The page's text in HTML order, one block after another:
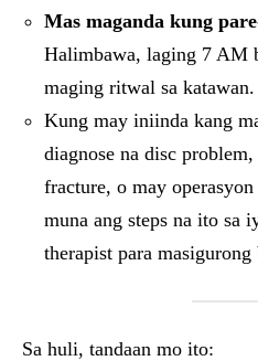
Mas maganda kung
Halimbawa, laging 7 AM
maging ritwal sa katawan.
Kung may iniinda kang
diagnose na disc
fracture, o may
muna ang steps na ito sa
therapist para masigurong
Sa huli, tandaan mo ito: